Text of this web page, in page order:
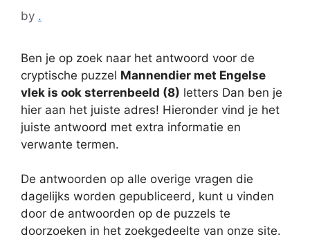
by .
Ben je op zoek naar het antwoord voor de
cryptische puzzel Mannendier met Engelse
vlek is ook sterrenbeeld (8) letters Dan ben je
hier aan het juiste adres! Hieronder vind je het
juiste antwoord met extra informatie en
verwante termen.
De antwoorden op alle overige vragen die
dagelijks worden gepubliceerd, kunt u vinden
door de antwoorden op de puzzels te
doorzoeken in het zoekgedeelte van onze site.